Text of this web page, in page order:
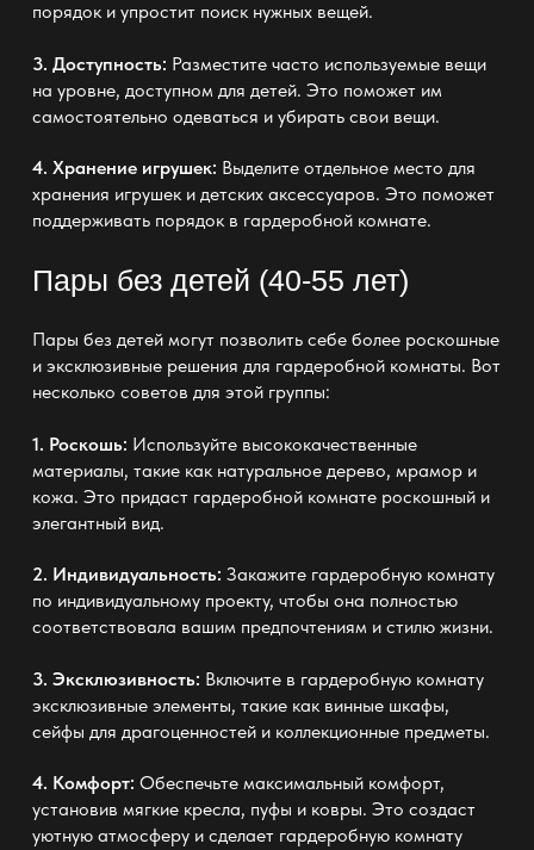
порядок и упростит поиск нужных вещей.
3. Доступность: Разместите часто используемые вещи
на уровне, доступном для детей. Это поможет им
самостоятельно одеваться и убирать свои вещи.
4. Хранение игрушек: Выделите отдельное место для
хранения игрушек и детских аксессуаров. Это поможет
поддерживать порядок в гардеробной комнате.
Пары без детей (40-55 лет)
Пары без детей могут позволить себе более роскошные
и эксклюзивные решения для гардеробной комнаты. Вот
несколько советов для этой группы:
1. Роскошь: Используйте высококачественные
материалы, такие как натуральное дерево, мрамор и
кожа. Это придаст гардеробной комнате роскошный и
элегантный вид.
2. Индивидуальность: Закажите гардеробную комнату
по индивидуальному проекту, чтобы она полностью
соответствовала вашим предпочтениям и стилю жизни.
3. Эксклюзивность: Включите в гардеробную комнату
эксклюзивные элементы, такие как винные шкафы,
сейфы для драгоценностей и коллекционные предметы.
4. Комфорт: Обеспечьте максимальный комфорт,
установив мягкие кресла, пуфы и ковры. Это создаст
уютную атмосферу и сделает гардеробную комнату